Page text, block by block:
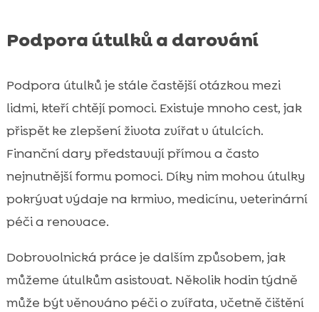
Podpora útulků a darování
Podpora útulků je stále častější otázkou mezi
lidmi, kteří chtějí pomoci. Existuje mnoho cest, jak
přispět ke zlepšení života zvířat v útulcích.
Finanční dary představují přímou a často
nejnutnější formu pomoci. Díky nim mohou útulky
pokrývat výdaje na krmivo, medicínu, veterinární
péči a renovace.
Dobrovolnická práce je dalším způsobem, jak
můžeme útulkům asistovat. Několik hodin týdně
může být věnováno péči o zvířata, včetně čištění